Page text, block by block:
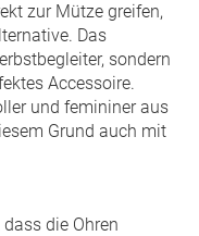
zur Mütze greifen,
Das
sondern
Accessoire.
und femininer aus
Grund auch mit
die Ohren